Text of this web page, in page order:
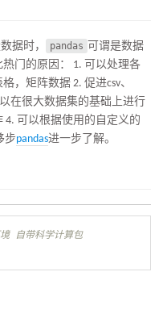
据时， pandas 可谓是数据
门的原因： 1. 可以处理各
，矩阵数据 2. 促进csv、
在很大数据集的基础上进行
可以根据使用的自定义的
步pandas进一步了解。
自带科学计算包